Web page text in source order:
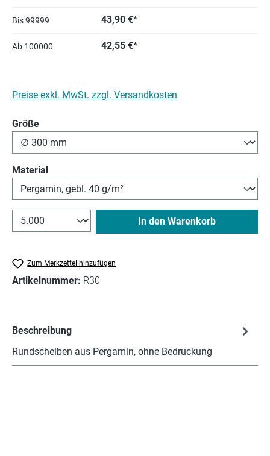
Bis99999 43,90 €*
Ab 100000 42,55 €*
Preise exkl. MwSt. zzgl. Versandkosten
Größeauswählen
Materialauswählen
In den Warenkorb
Zum Merkzettel hinzufügen
Artikelnummer: R30
Beschreibung
Rundscheiben aus Pergamin, ohne Bedruckung